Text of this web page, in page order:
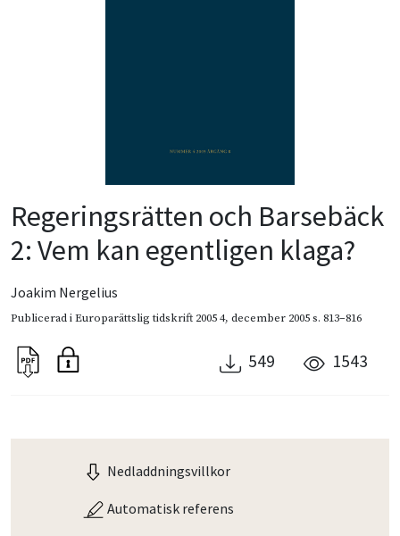
Regeringsrätten och Barsebäck
2: Vem kan egentligen klaga?
Joakim Nergelius
Publicerad iEuroparättslig tidskrift 2005 4, december 2005s. 813–816
549 1543
Nedladdningsvillkor
Automatisk referens